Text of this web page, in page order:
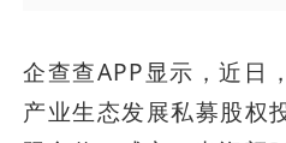
企查查APP显示，近日
产业生态发展私募股权